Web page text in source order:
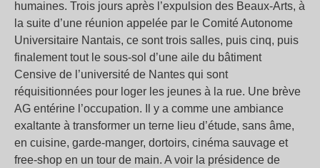
humaines. Trois jours après l’expulsion des Beaux-Arts, à
la suite d’une réunion appelée par le Comité Autonome
Universitaire Nantais, ce sont trois salles, puis cinq, puis
finalement tout le sous-sol d’une aile du bâtiment
Censive de l’université de Nantes qui sont
réquisitionnées pour loger les jeunes à la rue. Une brève
AG entérine l’occupation. Il y a comme une ambiance
exaltante à transformer un terne lieu d’étude, sans âme,
en cuisine, garde-manger, dortoirs, cinéma sauvage et
free-shop en un tour de main. A voir la présidence de